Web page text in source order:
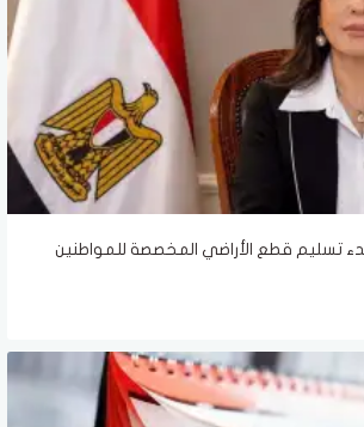
تسليم قطع الأراضي المخصصة للمواطنين